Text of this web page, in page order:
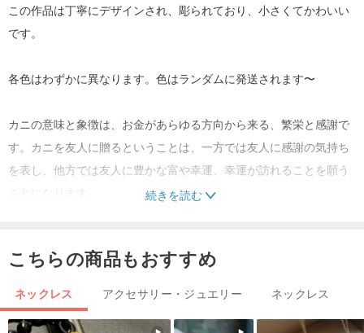
この作品は丁寧にデザインされ、彫られており、小さくてかわいい
です。
各色はわずかに異なります。色はランダムに発送されます〜
カニの意味と象徴は、お金があらゆる方向から来る、繁栄と感謝で
す。カニを友人に贈るということは、一方では友人に感謝の気持ち
を表し、他方では友人に豊かな富や幸運、幸運が訪れることを願う
ことになります。
続きを読む
こちらの商品もおすすめ
ネックレス アクセサリー・ジュエリー ネックレス